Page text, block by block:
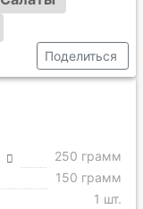
Поделиться
250 грамм
150 грамм
1 шт.